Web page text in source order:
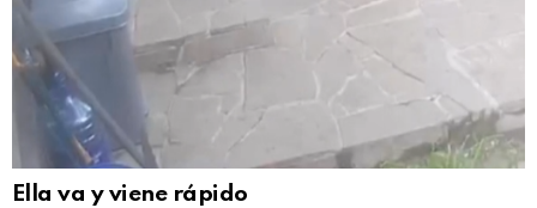
Ella va y viene rápido